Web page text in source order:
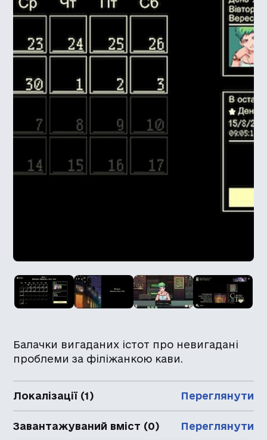
Балачки вигаданих істот про невигадані
проблеми за філіжанкою кави.
Локалізації (1) Переглянути
Завантажуваний вміст (0) Переглянути